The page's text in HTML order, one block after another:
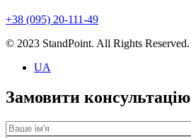
+38 (095) 20-111-49
© 2023 StandPoint. All Rights Reserved.
UA
Замовити консультацію